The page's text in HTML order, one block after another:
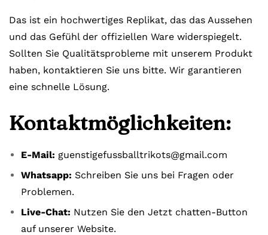
Das ist ein hochwertiges Replikat, das das Aussehen
und das Gefühl der offiziellen Ware widerspiegelt.
Sollten Sie Qualitätsprobleme mit unserem Produkt
haben, kontaktieren Sie uns bitte. Wir garantieren
eine schnelle Lösung.
Kontaktmöglichkeiten:
E-Mail: guenstigefussballtrikots@gmail.com
Whatsapp: Schreiben Sie uns bei Fragen oder
Problemen.
Live-Chat: Nutzen Sie den Jetzt chatten-Button
auf unserer Website.